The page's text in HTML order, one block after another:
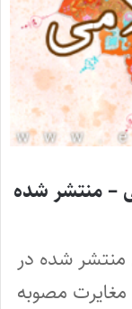
– منتشر شده
شده در
۱۶ مرداد ۱۳۹۵ اعلام مغایرت مصوبه